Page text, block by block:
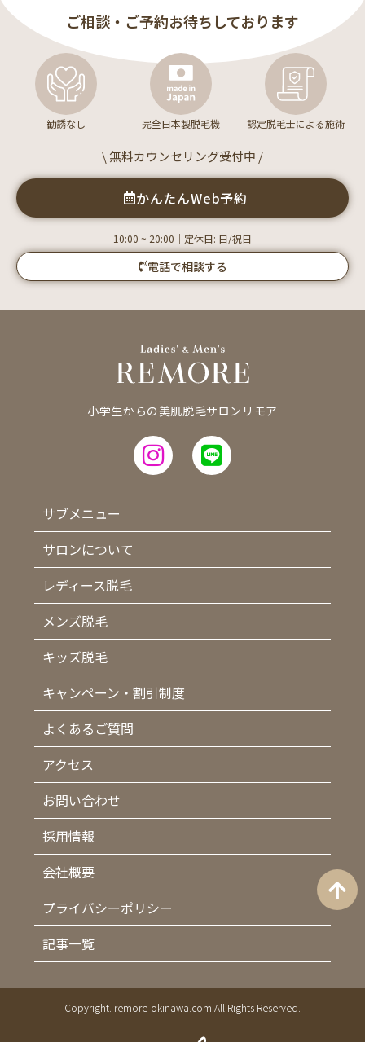
ご相談・ご予約お待ちしております
勧誘なし 完全日本製脱毛機 認定脱毛士による施術
\ 無料カウンセリング受付中 /
かんたんWeb予約
10:00 ~ 20:00｜定休日: 日/祝日
電話で相談する
小学生からの美肌脱毛サロンリモア
サブメニュー
サロンについて
レディース脱毛
メンズ脱毛
キッズ脱毛
キャンペーン・割引制度
よくあるご質問
アクセス
お問い合わせ
採用情報
会社概要
プライバシーポリシー
記事一覧
Copyright. remore-okinawa.com All Rights Reserved.